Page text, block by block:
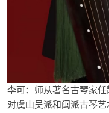
李可：师从著名古琴家任
对虞山吴派和闽派古琴